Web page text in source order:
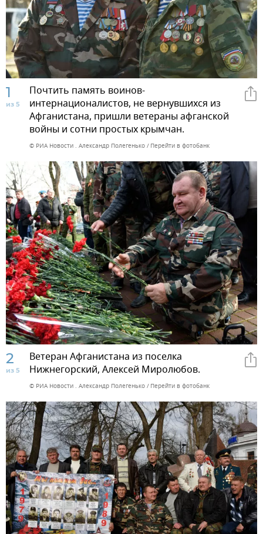
1
из 5
Почтить память воинов-
интернационалистов, не вернувшихся из
Афганистана, пришли ветераны афганской
войны и сотни простых крымчан.
© РИА Новости . Александр Полегенько Перейти в фотобанк
2
из 5
Ветеран Афганистана из поселка
Нижнегорский, Алексей Миролюбов.
© РИА Новости . Александр Полегенько Перейти в фотобанк